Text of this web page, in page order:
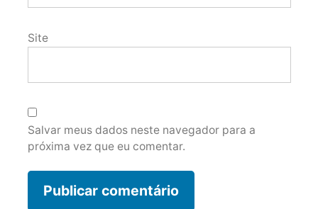
Site
Salvar meus dados neste navegador para a
próxima vez que eu comentar.